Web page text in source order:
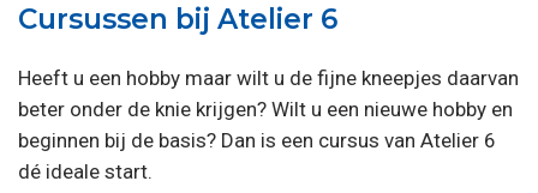
Cursussen bij Atelier 6
Heeft u een hobby maar wilt u de fijne kneepjes daarvan
beter onder de knie krijgen? Wilt u een nieuwe hobby en
beginnen bij de basis? Dan is een cursus van Atelier 6
dé ideale start.